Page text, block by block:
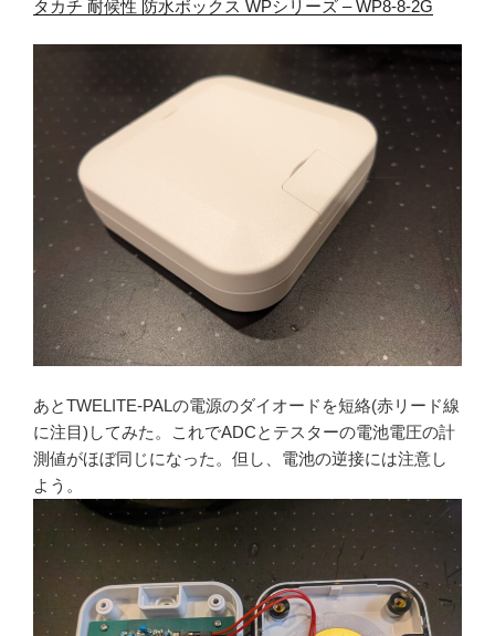
タカチ 耐候性 防水ボックス WPシリーズ – WP8-8-2G
あとTWELITE-PALの電源のダイオードを短絡(赤リード線
に注目)してみた。これでADCとテスターの電池電圧の計
測値がほぼ同じになった。但し、電池の逆接には注意し
よう。